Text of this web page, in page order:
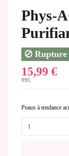
Phys-
Rupture
15,99 €
TTC
Peaux à tendance